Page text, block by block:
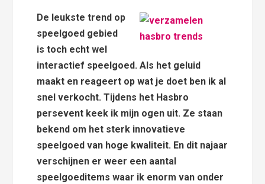
De leukste trend op
speelgoed gebied
is toch echt wel
interactief speelgoed. Als het geluid
maakt en reageert op wat je doet ben ik al
snel verkocht. Tijdens het Hasbro
persevent keek ik mijn ogen uit. Ze staan
bekend om het sterk innovatieve
speelgoed van hoge kwaliteit. En dit najaar
verschijnen er weer een aantal
speelgoeditems waar ik enorm van onder